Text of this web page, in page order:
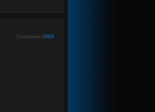
Сообщение #1925